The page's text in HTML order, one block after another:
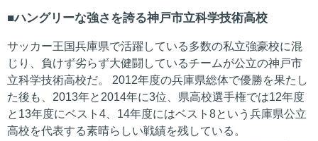
ハングリーな強さを誇る神戸市立科学技術高校
サッカー王国兵庫県で活躍している多数の私立強豪校に混
じり、負けず劣らず大健闘しているチームが公立の神戸市
立科学技術高校だ。 2012年度の兵庫県総体で優勝を果たし
た後も、2013年と2014年に3位、県高校選手権では12年度
と13年度にベスト4、14年度にはベスト8という兵庫県公立
高校を代表する素晴らしい戦績を残している。